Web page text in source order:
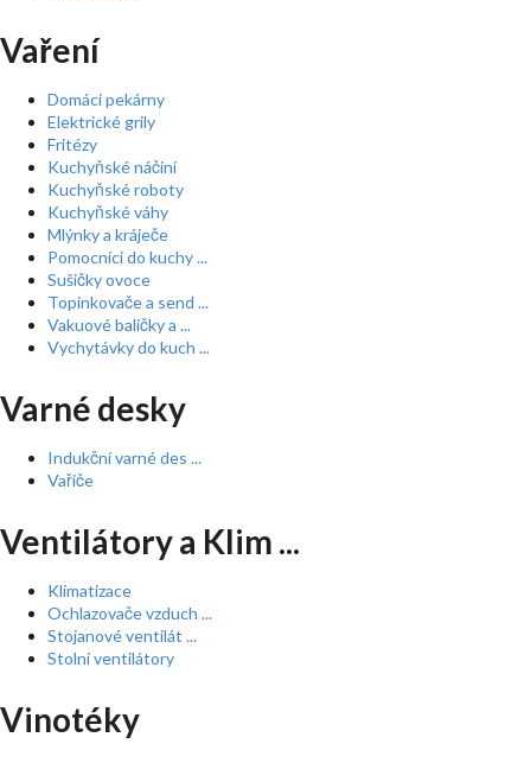
Vaření
Domácí pekárny
Elektrické grily
Fritézy
Kuchyňské náčiní
Kuchyňské roboty
Kuchyňské váhy
Mlýnky a kráječe
Pomocníci do kuchy ...
Sušičky ovoce
Topinkovače a send ...
Vakuové baličky a ...
Vychytávky do kuch ...
Varné desky
Indukční varné des ...
Vařiče
Ventilátory a Klim ...
Klimatizace
Ochlazovače vzduch ...
Stojanové ventilát ...
Stolní ventilátory
Vinotéky